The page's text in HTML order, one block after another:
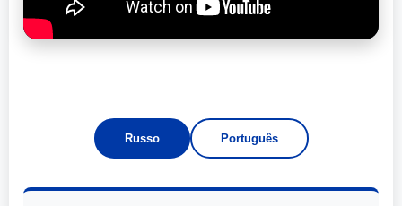
Russo Português